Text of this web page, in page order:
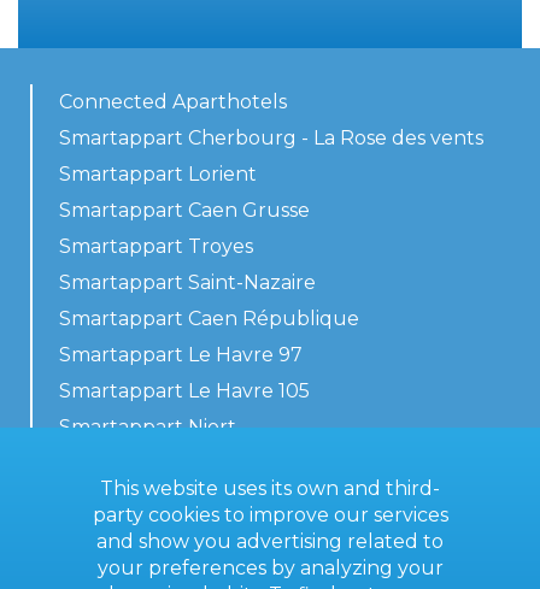
Connected Aparthotels
Smartappart Cherbourg - La Rose des vents
Smartappart Lorient
Smartappart Caen Grusse
Smartappart Troyes
Smartappart Saint-Nazaire
Smartappart Caen République
Smartappart Le Havre 97
Smartappart Le Havre 105
Smartappart Niort
Contact us
This website uses its own and third-
party cookies to improve our services
and show you advertising related to
your preferences by analyzing your